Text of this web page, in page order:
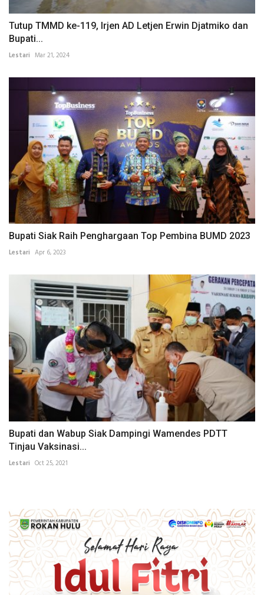
Tutup TMMD ke-119, Irjen AD Letjen Erwin Djatmiko dan
Bupati...
Lestari Mar 21, 2024
Bupati Siak Raih Penghargaan Top Pembina BUMD 2023
Lestari Apr 6, 2023
Bupati dan Wabup Siak Dampingi Wamendes PDTT
Tinjau Vaksinasi...
Lestari Oct 25, 2021